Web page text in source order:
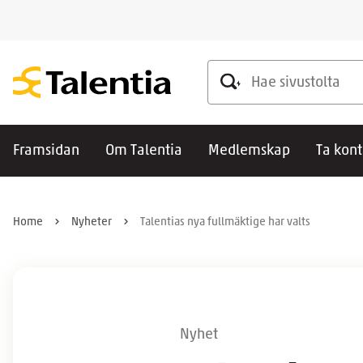
Hae sivustolta
Framsidan Om Talentia Medlemskap Ta
Home Nyheter Talentias nya fullmäktige har valts
Nyhet